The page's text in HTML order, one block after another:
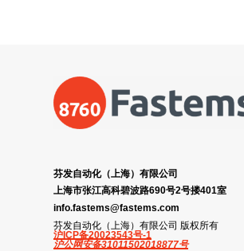
芬发自动化（上海）有限公司
上海市张江高科碧波路690号2号搂401室
info.fastems@fastems.com
芬发自动化（上海）有限公司 版权所有
沪ICP备20023543号-1
沪公网安备31011502018877号